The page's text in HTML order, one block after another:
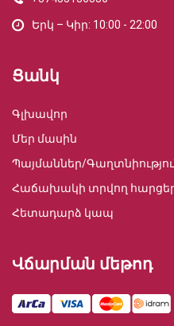
Երկ – Կիր: 10:00 - 22:00
Ցանկ
Գլխավոր
Մեր մասին
Պայմաններ/
Հաճախակի տրվող
Հետադարձ կապ
Վճարման մեթոդ